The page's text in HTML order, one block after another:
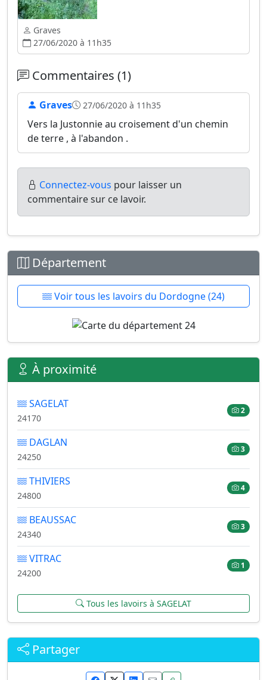
Graves
27/06/2020 à 11h35
Commentaires (1)
Graves 27/06/2020 à 11h35
Vers la Justonnie au croisement d'un chemin
de terre , à l'abandon .
Connectez-vous pour laisser un
commentaire sur ce lavoir.
Département
Voir tous les lavoirs du Dordogne (24)
À proximité
SAGELAT
24170
2
DAGLAN
24250
3
THIVIERS
24800
4
BEAUSSAC
24340
3
VITRAC
24200
1
Tous les lavoirs à SAGELAT
Partager